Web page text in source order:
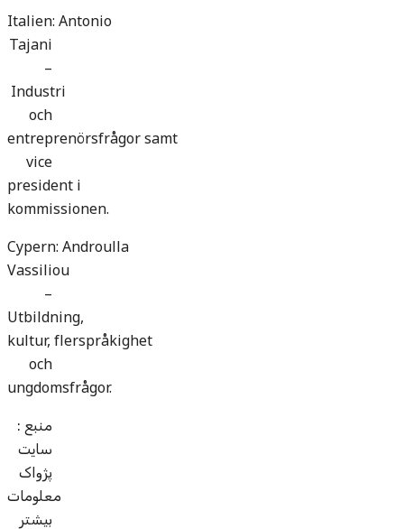
Italien: Antonio
Tajani
–
Industri
och
entreprenörsfrågor samt
vice
president i
kommissionen.
Cypern: Androulla
Vassiliou
–
Utbildning,
kultur, flerspråkighet
och
ungdomsfrågor.
منبع :
سايت
پژواک
معلومات
بيشتر